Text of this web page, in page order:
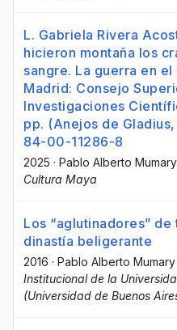
L. Gabriela Rivera
hicieron montaña los
sangre. La guerra en el
Madrid: Consejo
Investigaciones
pp. (Anejos de
84-00-11286-8
2025 · Pablo Alberto
Cultura Maya
Los “aglutinadores”
dinastía beligerante
2016 · Pablo Alberto
Institucional de la
(Universidad de Buenos